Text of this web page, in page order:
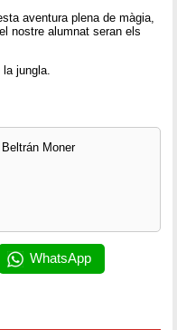
aventura plena de màgia,
nostre alumnat seran els
la jungla.
Moner
WhatsApp